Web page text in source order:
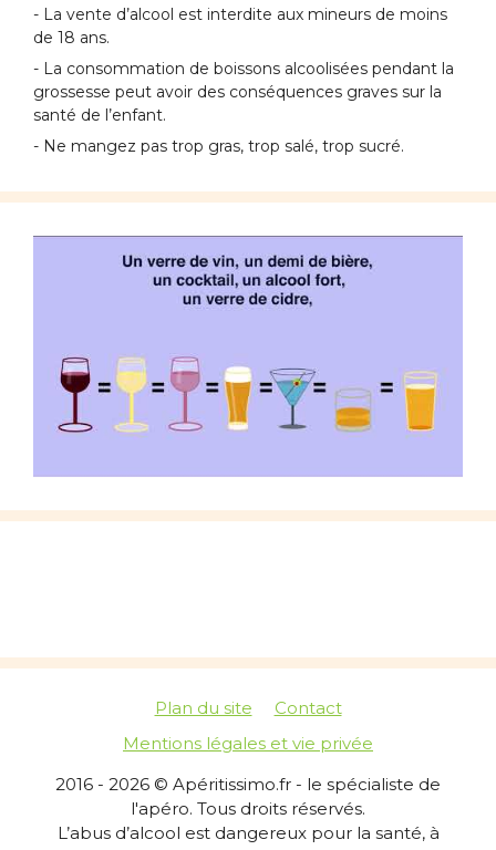
- La vente d’alcool est interdite aux mineurs de moins
de 18 ans.
- La consommation de boissons alcoolisées pendant la
grossesse peut avoir des conséquences graves sur la
santé de l’enfant.
- Ne mangez pas trop gras, trop salé, trop sucré.
Plan du site
Contact
Mentions légales et vie privée
2016 - 2026 © Apéritissimo.fr - le spécialiste de
l'apéro. Tous droits réservés.
L’abus d’alcool est dangereux pour la santé, à